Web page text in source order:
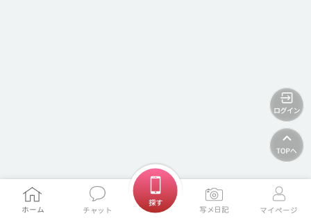
ホームに戻る
ホーム チャット
探す
写メ日記 マイページ